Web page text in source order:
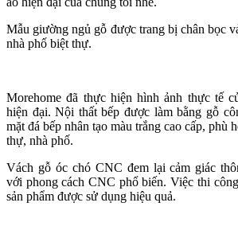
Mẫu giường ngủ gỗ được trang bị chân bọc
nhà phố biệt thự.
Morehome đã thực hiện hình ảnh thực tế
hiện đại. Nội thất bếp được làm bằng gỗ
mặt đá bếp nhân tạo màu trắng cao cấp, phù
thự, nhà phố.
Vách gỗ óc chó CNC đem lại cảm giác
với phong cách CNC phổ biến. Việc thi
sản phẩm được sử dụng hiệu quả.